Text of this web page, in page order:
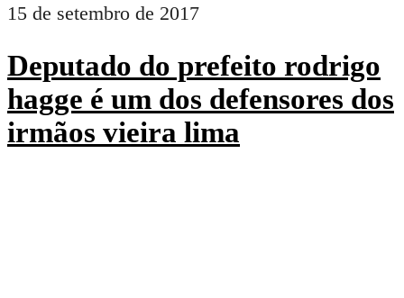
15 de setembro de 2017
Deputado do prefeito rodrigo
hagge é um dos defensores dos
irmãos vieira lima